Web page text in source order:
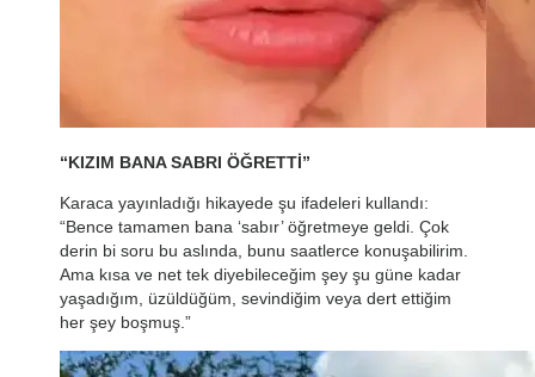
“KIZIM BANA SABRI ÖĞRETTİ”
Karaca yayınladığı hikayede şu ifadeleri kullandı:
“Bence tamamen bana ‘sabır’ öğretmeye geldi. Çok
derin bi soru bu aslında, bunu saatlerce konuşabilirim.
Ama kısa ve net tek diyebileceğim şey şu güne kadar
yaşadığım, üzüldüğüm, sevindiğim veya dert ettiğim
her şey boşmuş.”